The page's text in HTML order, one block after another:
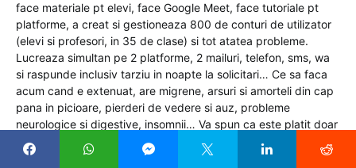
face materiale pt elevi, face Google Meet, face tutoriale pt
platforme, a creat si gestioneaza 800 de conturi de utilizator
(elevi si profesori, in 35 de clase) si tot atatea probleme.
Lucreaza simultan pe 2 platforme, 2 mailuri, telefon, sms, wa
si raspunde inclusiv tarziu in noapte la solicitari… Ce sa faca
acum cand e extenuat, are migrene, arsuri si amorteli din cap
pana in picioare, pierderi de vedere si auz, probleme
neurologice si digestive, insomnii… Va spun ca este platit doar
pt o norma didactica de profesor pe care si-o face cu multa
dedicatie si profesionalism. La fel cum se ocupa si de